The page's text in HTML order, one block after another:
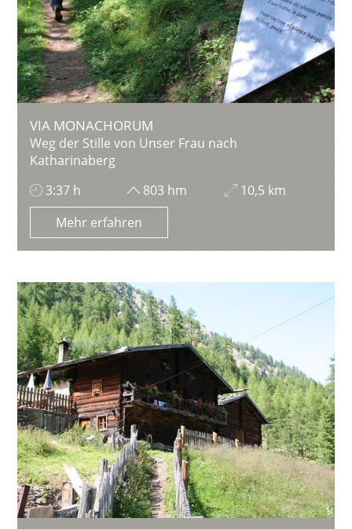
VIA MONACHORUM
Weg der Stille von Unser Frau nach
Katharinaberg
3:37 h
803 hm
10,5 km
Mehr erfahren